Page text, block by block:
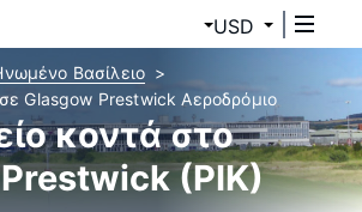
USD
Βασίλειο
Glasgow Prestwick Αεροδρόμιο
κοντά στο
(PIK)